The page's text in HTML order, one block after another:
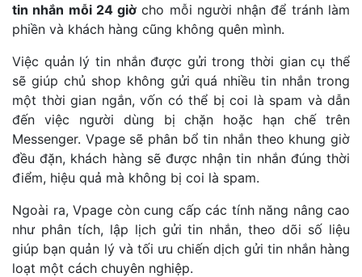
tin nhắn mỗi 24 giờ cho mỗi người nhận để tránh làm
phiền và khách hàng cũng không quên mình.
Việc quản lý tin nhắn được gửi trong thời gian cụ thể
sẽ giúp chủ shop không gửi quá nhiều tin nhắn trong
một thời gian ngắn, vốn có thể bị coi là spam và dẫn
đến việc người dùng bị chặn hoặc hạn chế trên
Messenger. Vpage sẽ phân bổ tin nhắn theo khung giờ
đều đặn, khách hàng sẽ được nhận tin nhắn đúng thời
điểm, hiệu quả mà không bị coi là spam.
Ngoài ra, Vpage còn cung cấp các tính năng nâng cao
như phân tích, lập lịch gửi tin nhắn, theo dõi số liệu
giúp bạn quản lý và tối ưu chiến dịch gửi tin nhắn hàng
loạt một cách chuyên nghiệp.